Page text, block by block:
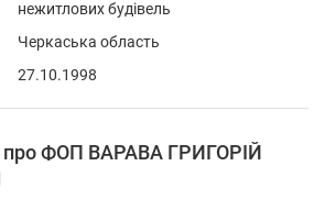
нежитлових будівель
Черкаська область
27.10.1998
про ФОП ВАРАВА ГРИГОРІЙ